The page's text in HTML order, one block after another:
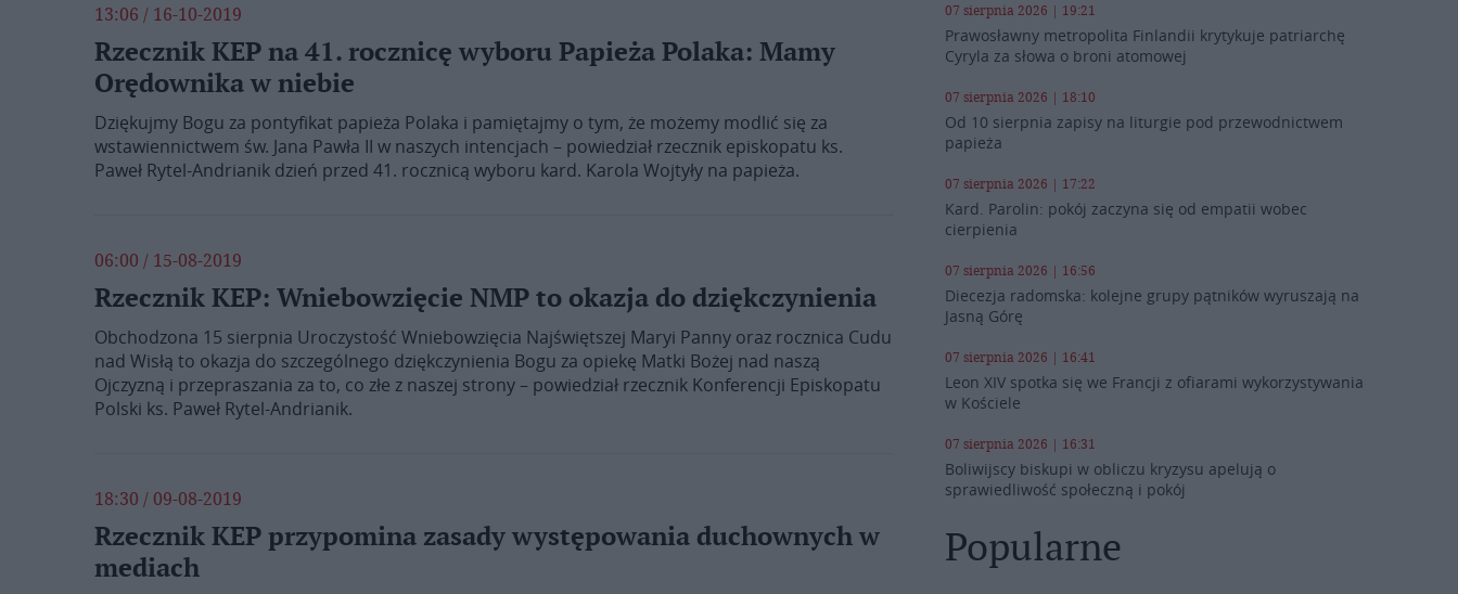
13:06 / 16-10-2019
Rzecznik KEP na 41. rocznicę wyboru Papieża Polaka: Mamy
Orędownika w niebie
Dziękujmy Bogu za pontyfikat papieża Polaka i pamiętajmy o tym, że możemy modlić się za
wstawiennictwem św. Jana Pawła II w naszych intencjach – powiedział rzecznik episkopatu ks.
Paweł Rytel-Andrianik dzień przed 41. rocznicą wyboru kard. Karola Wojtyły na papieża.
06:00 / 15-08-2019
Rzecznik KEP: Wniebowzięcie NMP to okazja do dziękczynienia
Obchodzona 15 sierpnia Uroczystość Wniebowzięcia Najświętszej Maryi Panny oraz rocznica Cudu
nad Wisłą to okazja do szczególnego dziękczynienia Bogu za opiekę Matki Bożej nad naszą
Ojczyzną i przepraszania za to, co złe z naszej strony – powiedział rzecznik Konferencji Episkopatu
Polski ks. Paweł Rytel-Andrianik.
18:30 / 09-08-2019
Rzecznik KEP przypomina zasady występowania duchownych w
mediach
07 sierpnia 2026 | 19:21
Prawosławny metropolita Finlandii krytykuje patriarchę
Cyryla za słowa o broni atomowej
07 sierpnia 2026 | 18:10
Od 10 sierpnia zapisy na liturgie pod przewodnictwem
papieża
07 sierpnia 2026 | 17:22
Kard. Parolin: pokój zaczyna się od empatii wobec
cierpienia
07 sierpnia 2026 | 16:56
Diecezja radomska: kolejne grupy pątników wyruszają na
Jasną Górę
07 sierpnia 2026 | 16:41
Leon XIV spotka się we Francji z ofiarami wykorzystywania
w Kościele
07 sierpnia 2026 | 16:31
Boliwijscy biskupi w obliczu kryzysu apelują o
sprawiedliwość społeczną i pokój
Popularne